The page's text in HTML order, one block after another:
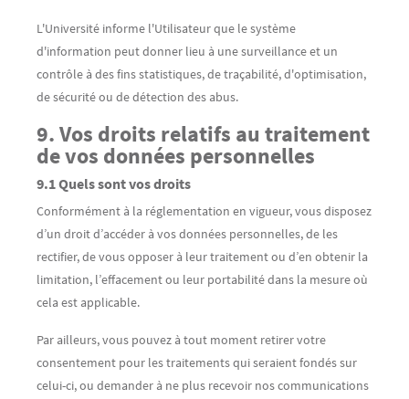
L'Université informe l'Utilisateur que le système
d'information peut donner lieu à une surveillance et un
contrôle à des fins statistiques, de traçabilité, d'optimisation,
de sécurité ou de détection des abus.
9. Vos droits relatifs au traitement
de vos données personnelles
9.1 Quels sont vos droits
Conformément à la réglementation en vigueur, vous disposez
d’un droit d’accéder à vos données personnelles, de les
rectifier, de vous opposer à leur traitement ou d’en obtenir la
limitation, l’effacement ou leur portabilité dans la mesure où
cela est applicable.
Par ailleurs, vous pouvez à tout moment retirer votre
consentement pour les traitements qui seraient fondés sur
celui-ci, ou demander à ne plus recevoir nos communications